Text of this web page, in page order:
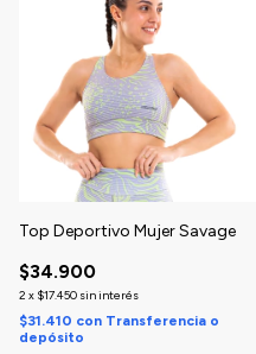
Top Deportivo Mujer Savage
$34.900
2 x $17.450 sin interés
$31.410 con Transferencia o
depósito